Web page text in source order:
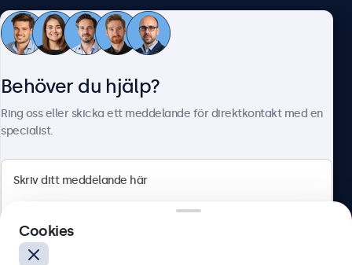
Kundtjänst
Olof Palmesgata 29, Stockholm, 111 22, Sverige
Behöver du hjälp?
Ring oss eller skicka ett meddelande för direktkontakt med en
specialist.
Cookies